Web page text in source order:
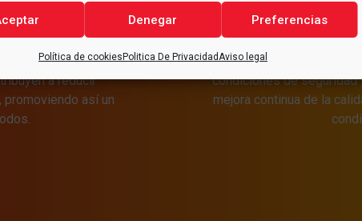
Denegar Preferencias
Política de cookies Politica De PrivacidadAviso legal
medio ambiente.
a reducir
así un
Es de vital importancia
condiciones de seguridad
mejora continua de la